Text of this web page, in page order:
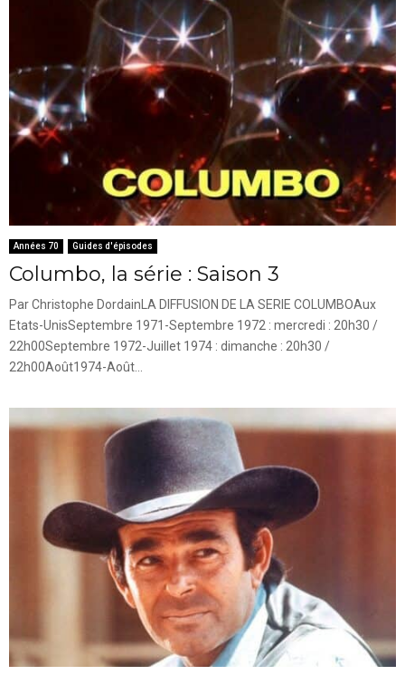
Années 70 Guides d'épisodes
Columbo, la série : Saison 3
Par Christophe DordainLA DIFFUSION DE LA SERIE COLUMBOAux
Etats-UnisSeptembre 1971-Septembre 1972 : mercredi : 20h30 /
22h00Septembre 1972-Juillet 1974 : dimanche : 20h30 /
22h00Août1974-Août...